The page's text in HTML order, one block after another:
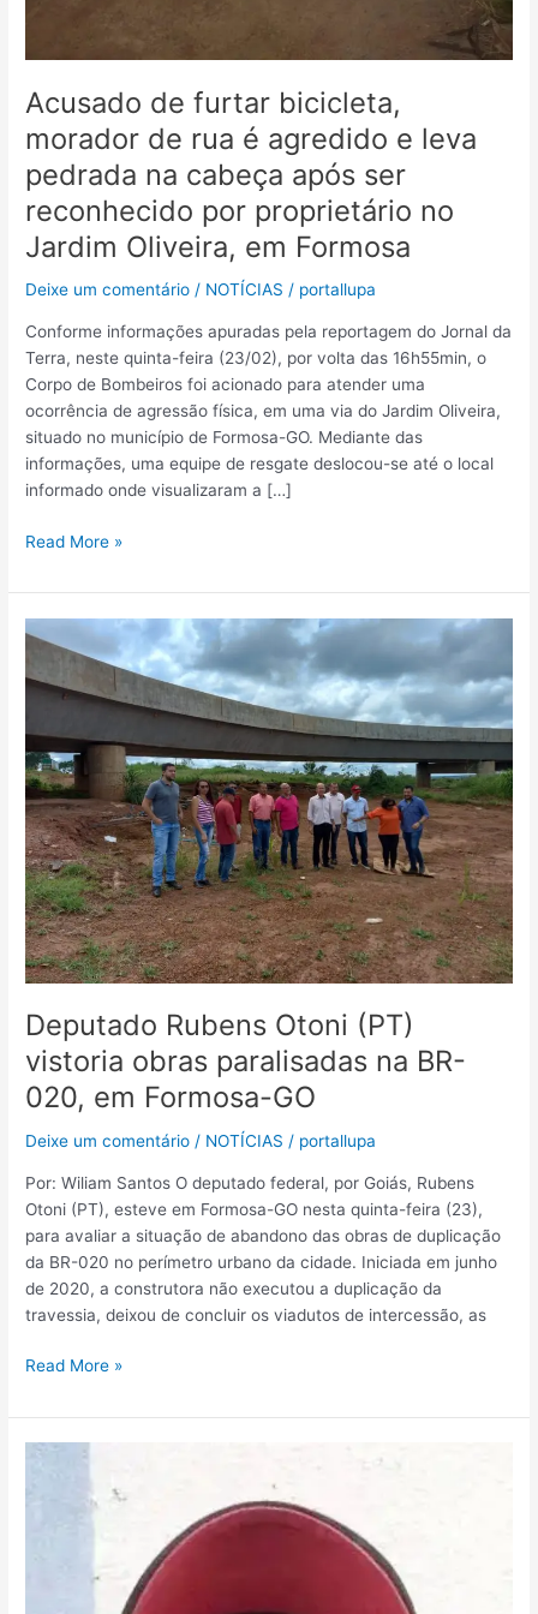
Acusado de furtar bicicleta,
morador de rua é agredido e leva
pedrada na cabeça após ser
reconhecido por proprietário no
Jardim Oliveira, em Formosa
Deixe um comentário / NOTÍCIAS / portallupa
Conforme informações apuradas pela reportagem do Jornal da
Terra, neste quinta-feira (23/02), por volta das 16h55min, o
Corpo de Bombeiros foi acionado para atender uma
ocorrência de agressão física, em uma via do Jardim Oliveira,
situado no município de Formosa-GO. Mediante das
informações, uma equipe de resgate deslocou-se até o local
informado onde visualizaram a […]
Read More »
Deputado Rubens Otoni (PT)
vistoria obras paralisadas na BR-
020, em Formosa-GO
Deixe um comentário / NOTÍCIAS / portallupa
Por: Wiliam Santos O deputado federal, por Goiás, Rubens
Otoni (PT), esteve em Formosa-GO nesta quinta-feira (23),
para avaliar a situação de abandono das obras de duplicação
da BR-020 no perímetro urbano da cidade. Iniciada em junho
de 2020, a construtora não executou a duplicação da
travessia, deixou de concluir os viadutos de intercessão, as
Deputado
Rubens
Otoni
vistoria
obras
paralisadas
na
BR-
020,
em
Formosa-
GO
Read More »
Polícia